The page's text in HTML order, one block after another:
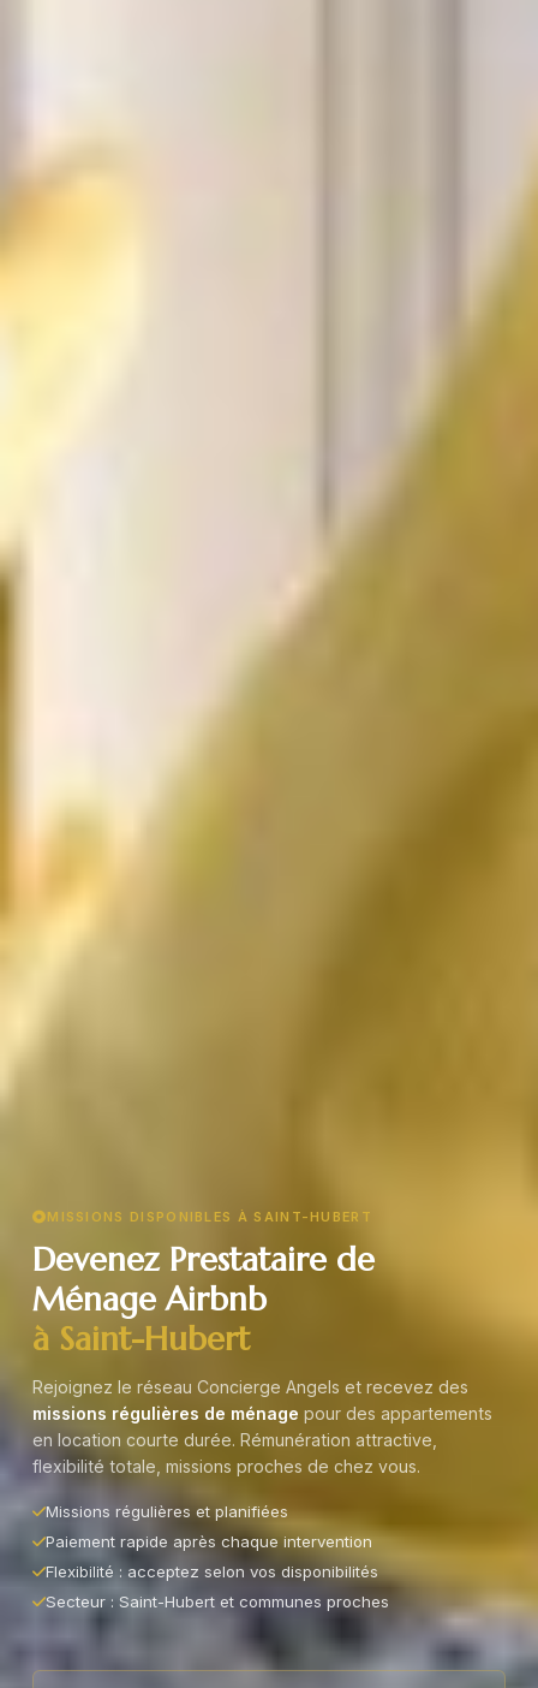
MISSIONS DISPONIBLES À SAINT-HUBERT
Devenez Prestataire de
Ménage Airbnb
à Saint-Hubert
Rejoignez le réseau Concierge Angels et recevez des
missions régulières de ménage pour des appartements
en location courte durée. Rémunération attractive,
flexibilité totale, missions proches de chez vous.
Missions régulières et planifiées
Paiement rapide après chaque intervention
Flexibilité : acceptez selon vos disponibilités
Secteur : Saint-Hubert et communes proches